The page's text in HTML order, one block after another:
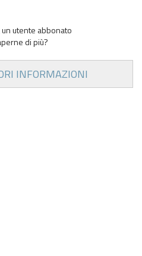
utente abbonato
di più?
INFORMAZIONI